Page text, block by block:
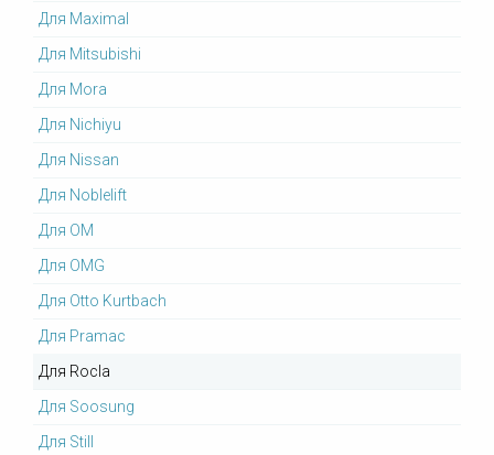
Для Maximal
Для Mitsubishi
Для Mora
Для Nichiyu
Для Nissan
Для Noblelift
Для OM
Для OMG
Для Otto Kurtbach
Для Pramac
Для Rocla
Для Soosung
Для Still